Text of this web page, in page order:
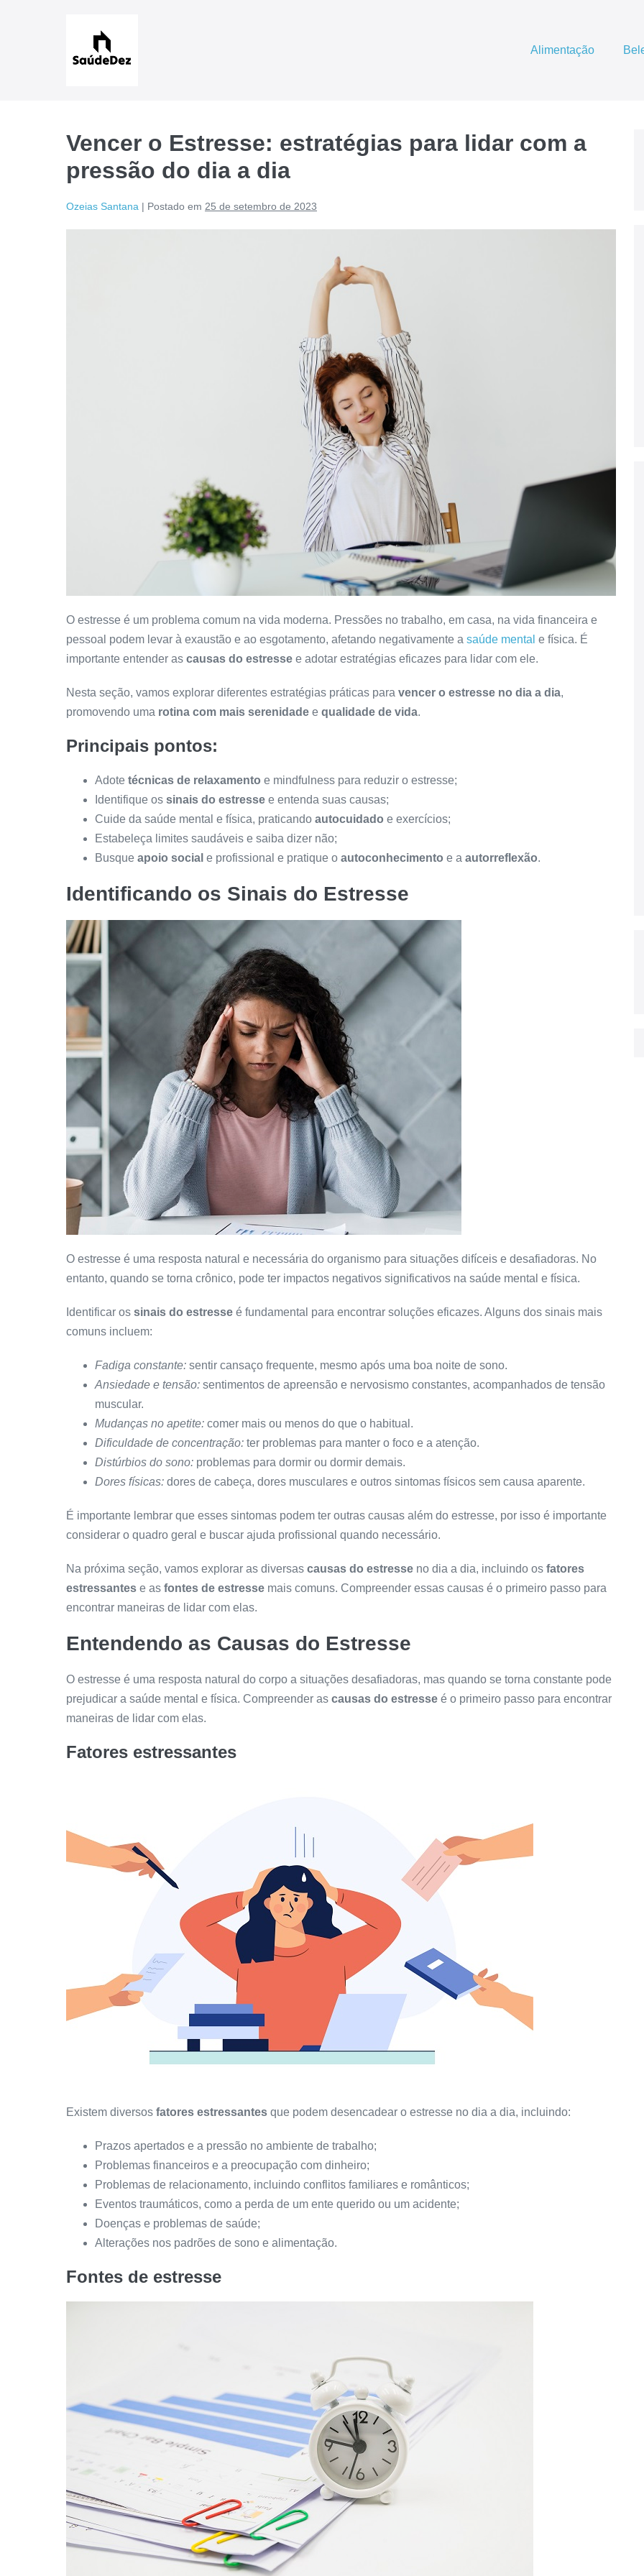
Alimentação
Vencer o Estresse: estratégias para lidar com a
pressão do dia a dia
Ozeias Santana | Postado em 25 de setembro de 2023
O estresse é um problema comum na vida moderna. Pressões no trabalho, em casa, na vida financeira e
pessoal podem levar à exaustão e ao esgotamento, afetando negativamente a saúde mental e física. É
importante entender as causas do estresse e adotar estratégias eficazes para lidar com ele.
Nesta seção, vamos explorar diferentes estratégias práticas para vencer o estresse no dia a dia,
promovendo uma rotina com mais serenidade e qualidade de vida.
Principais pontos:
Adote técnicas de relaxamento e mindfulness para reduzir o estresse;
Identifique os sinais do estresse e entenda suas causas;
Cuide da saúde mental e física, praticando autocuidado e exercícios;
Estabeleça limites saudáveis e saiba dizer não;
Busque apoio social e profissional e pratique o autoconhecimento e a autorreflexão.
Identificando os Sinais do Estresse
O estresse é uma resposta natural e necessária do organismo para situações difíceis e desafiadoras. No
entanto, quando se torna crônico, pode ter impactos negativos significativos na saúde mental e física.
Identificar os sinais do estresse é fundamental para encontrar soluções eficazes. Alguns dos sinais mais
comuns incluem:
Fadiga constante: sentir cansaço frequente, mesmo após uma boa noite de sono.
Ansiedade e tensão: sentimentos de apreensão e nervosismo constantes, acompanhados de tensão
muscular.
Mudanças no apetite: comer mais ou menos do que o habitual.
Dificuldade de concentração: ter problemas para manter o foco e a atenção.
Distúrbios do sono: problemas para dormir ou dormir demais.
Dores físicas: dores de cabeça, dores musculares e outros sintomas físicos sem causa aparente.
É importante lembrar que esses sintomas podem ter outras causas além do estresse, por isso é importante
considerar o quadro geral e buscar ajuda profissional quando necessário.
Na próxima seção, vamos explorar as diversas causas do estresse no dia a dia, incluindo os fatores
estressantes e as fontes de estresse mais comuns. Compreender essas causas é o primeiro passo para
encontrar maneiras de lidar com elas.
Entendendo as Causas do Estresse
O estresse é uma resposta natural do corpo a situações desafiadoras, mas quando se torna constante pode
prejudicar a saúde mental e física. Compreender as causas do estresse é o primeiro passo para encontrar
maneiras de lidar com elas.
Fatores estressantes
Existem diversos fatores estressantes que podem desencadear o estresse no dia a dia, incluindo:
Prazos apertados e a pressão no ambiente de trabalho;
Problemas financeiros e a preocupação com dinheiro;
Problemas de relacionamento, incluindo conflitos familiares e românticos;
Eventos traumáticos, como a perda de um ente querido ou um acidente;
Doenças e problemas de saúde;
Alterações nos padrões de sono e alimentação.
Fontes de estresse